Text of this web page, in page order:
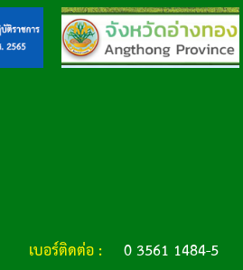
เบอร์ติดต่อ :
0 3561 1484-5